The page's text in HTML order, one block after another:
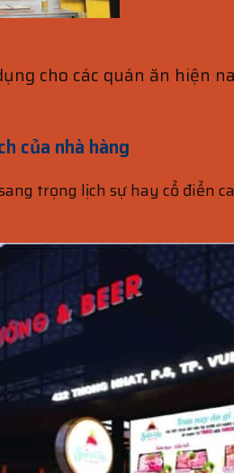
cho các quán ăn hiện
của nhà hàng
trọng lịch sự hay cổ